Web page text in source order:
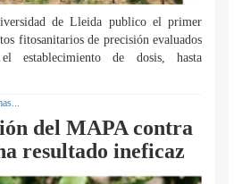
de Lleida publico el primer
fitosanitarios de precisión evaluados
el establecimiento de dosis, hasta
del MAPA contra
resultado ineficaz